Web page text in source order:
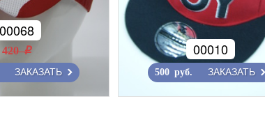
00068
420 r
ЗАКАЗАТЬ
00010
500 руб. ЗАКАЗАТЬ